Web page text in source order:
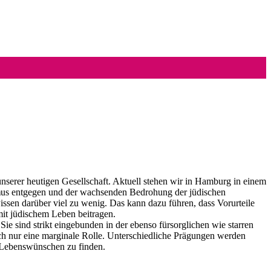
heutigen Gesellschaft. Aktuell stehen wir in Hamburg in einem
entgegen und der wachsenden Bedrohung der jüdischen
darüber viel zu wenig. Das kann dazu führen, dass Vorurteile
jüdischem Leben beitragen.
sind strikt eingebunden in der ebenso fürsorglichen wie starren
nur eine marginale Rolle. Unterschiedliche Prägungen werden
zu finden.